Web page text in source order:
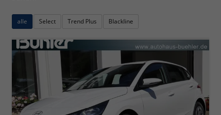
alle Select Trend Plus Blackline